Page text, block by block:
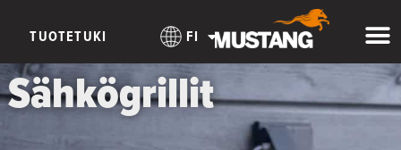
TUOTETUKI FI
Sähkögrillit